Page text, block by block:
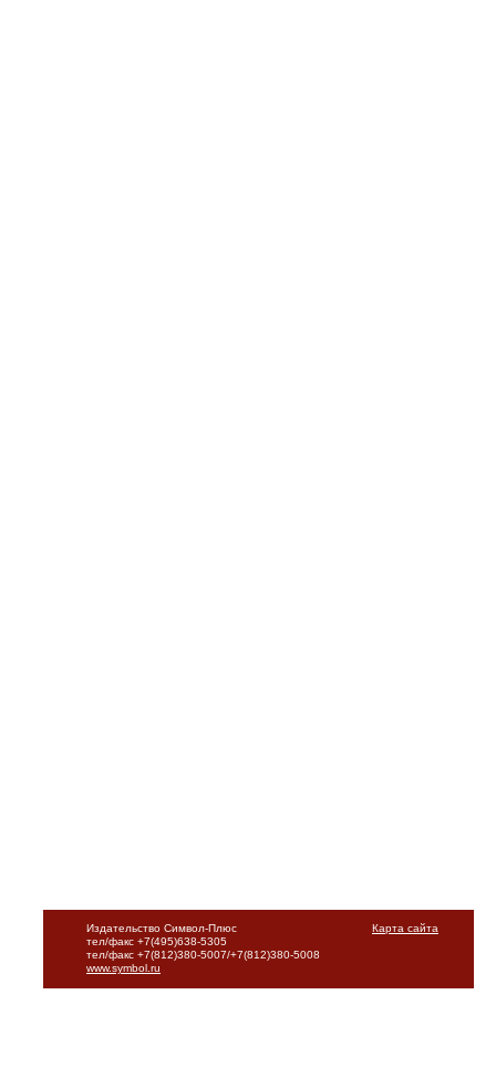
Карта сайта
Издательство Символ-Плюс
тел/факс +7(495)638-5305
тел/факс +7(812)380-5007/+7(812)380-5008
www.symbol.ru